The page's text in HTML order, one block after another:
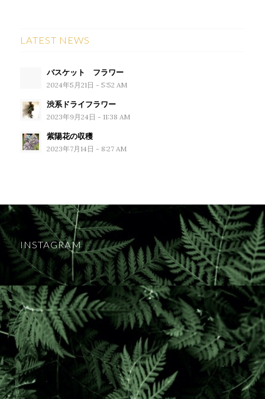
LATEST NEWS
バスケット フラワー
2024年5月21日 - 5:52 AM
渋系ドライフラワー
2023年9月24日 - 11:38 AM
紫陽花の収穫
2023年7月14日 - 8:27 AM
INSTAGRAM